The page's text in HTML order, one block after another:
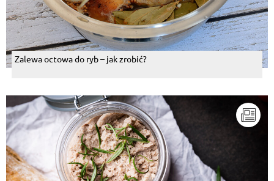
Zalewa octowa do ryb – jak zrobić?